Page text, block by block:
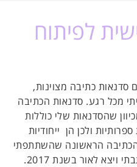
לפיתוח
סדנאות כתיבה מצוינות,
מכל רגע. סדנאות הכתיבה
שהסדנאות שלי כוללות
ולכן הן ייחודיות
הראשונה שהשתתפתי
בה הגיתי את ספר הילדים שכתבתי ויצא לאור בשנת 2017.